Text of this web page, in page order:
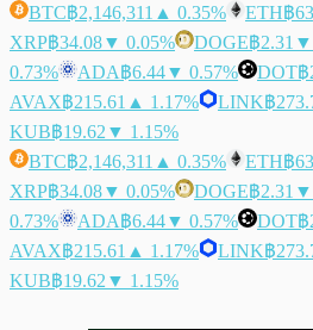
BTC฿2,146,311 ▲ 0.35% ETH฿
XRP฿34.08▼ 0.05% DOGE฿2.31 ▼
0.73%
ADA฿6.44▼ 0.57% DOT฿
AVAX฿215.61 ▲ 1.17% LINK฿
KUB฿19.62 ▼ 1.15%
BTC฿2,146,311 ▲ 0.35% ETH฿
XRP฿34.08▼ 0.05% DOGE฿2.31 ▼
0.73%
ADA฿6.44▼ 0.57% DOT฿
AVAX฿215.61 ▲ 1.17% LINK฿
KUB฿19.62 ▼ 1.15%